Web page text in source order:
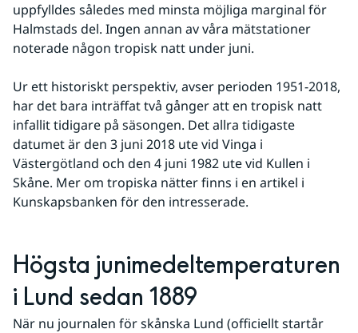
uppfylldes således med minsta möjliga marginal för
Halmstads del. Ingen annan av våra mätstationer
noterade någon tropisk natt under juni.
Ur ett historiskt perspektiv, avser perioden 1951-2018,
har det bara inträffat två gånger att en tropisk natt
infallit tidigare på säsongen. Det allra tidigaste
datumet är den 3 juni 2018 ute vid Vinga i
Västergötland och den 4 juni 1982 ute vid Kullen i
Skåne. Mer om tropiska nätter finns i en artikel i
Kunskapsbanken för den intresserade.
Högsta junimedeltemperaturen
i Lund sedan 1889
När nu journalen för skånska Lund (officiellt startår